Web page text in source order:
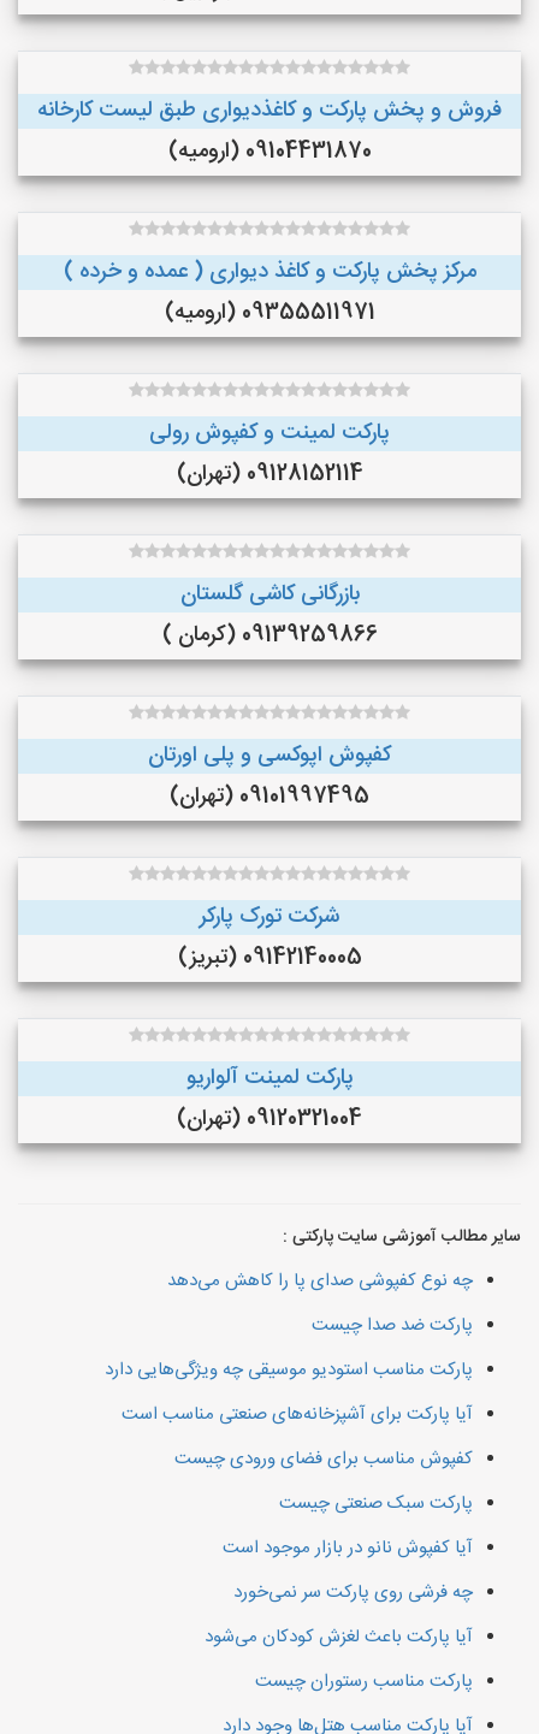
فروش و پخش پارکت و کاغذدیواری طبق لیست کارخانه
09104431870 (ارومیه)
مرکز پخش پارکت و کاغذ دیواری ( عمده و خرده )
09355511971 (ارومیه)
پارکت لمینت و کفپوش رولی
09128152114 (تهران)
بازرگانی کاشی گلستان
09139259866 (کرمان )
کفپوش اپوکسی و پلی اورتان
09101997495 (تهران)
شرکت تورک پارکر
09142140005 (تبریز)
پارکت لمینت آلواریو
09120321004 (تهران)
سایر مطالب آموزشی سایت پارکتی :
چه نوع کفپوشی صدای پا را کاهش می‌دهد
پارکت ضد صدا چیست
پارکت مناسب استودیو موسیقی چه ویژگی‌هایی دارد
آیا پارکت برای آشپزخانه‌های صنعتی مناسب است
کفپوش مناسب برای فضای ورودی چیست
پارکت سبک صنعتی چیست
آیا کفپوش نانو در بازار موجود است
چه فرشی روی پارکت سر نمی‌خورد
آیا پارکت باعث لغزش کودکان می‌شود
پارکت مناسب رستوران چیست
آیا پارکت مناسب هتل‌ها وجود دارد